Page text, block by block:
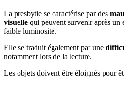
La presbytie se caractérise par des
visuelle qui peuvent survenir après un
faible luminosité.
Elle se traduit également par une
notamment lors de la lecture.
Les objets doivent être éloignés pour